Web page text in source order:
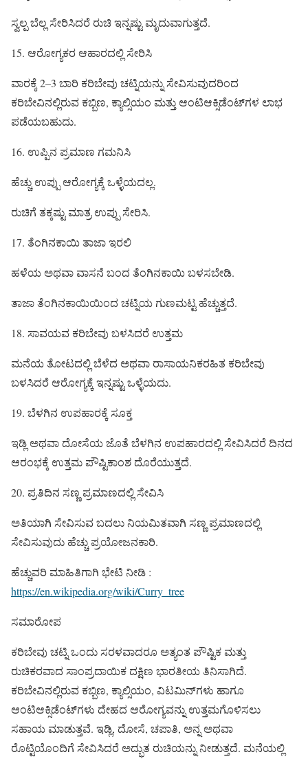
ಸ್ವಲ್ಪ ಬೆಲ್ಲ ಸೇರಿಸಿದರೆ ರುಚಿ ಇನ್ನಷ್ಟು ಮೃದುವಾಗುತ್ತದೆ.
15. ಆರೋಗ್ಯಕರ ಆಹಾರದಲ್ಲಿ ಸೇರಿಸಿ
ವಾರಕ್ಕೆ 2–3 ಬಾರಿ ಕರಿಬೇವು ಚಟ್ನಿಯನ್ನು ಸೇವಿಸುವುದರಿಂದ
ಕರಿಬೇವಿನಲ್ಲಿರುವ ಕಬ್ಬಿಣ, ಕ್ಯಾಲ್ಸಿಯಂ ಮತ್ತು ಆಂಟಿಆಕ್ಸಿಡೆಂಟ್‌ಗಳ ಲಾಭ
ಪಡೆಯಬಹುದು.
16. ಉಪ್ಪಿನ ಪ್ರಮಾಣ ಗಮನಿಸಿ
ಹೆಚ್ಚು ಉಪ್ಪು ಆರೋಗ್ಯಕ್ಕೆ ಒಳ್ಳೆಯದಲ್ಲ.
ರುಚಿಗೆ ತಕ್ಕಷ್ಟು ಮಾತ್ರ ಉಪ್ಪು ಸೇರಿಸಿ.
17. ತೆಂಗಿನಕಾಯಿ ತಾಜಾ ಇರಲಿ
ಹಳೆಯ ಅಥವಾ ವಾಸನೆ ಬಂದ ತೆಂಗಿನಕಾಯಿ ಬಳಸಬೇಡಿ.
ತಾಜಾ ತೆಂಗಿನಕಾಯಿಯಿಂದ ಚಟ್ನಿಯ ಗುಣಮಟ್ಟ ಹೆಚ್ಚುತ್ತದೆ.
18. ಸಾವಯವ ಕರಿಬೇವು ಬಳಸಿದರೆ ಉತ್ತಮ
ಮನೆಯ ತೋಟದಲ್ಲಿ ಬೆಳೆದ ಅಥವಾ ರಾಸಾಯನಿಕರಹಿತ ಕರಿಬೇವು
ಬಳಸಿದರೆ ಆರೋಗ್ಯಕ್ಕೆ ಇನ್ನಷ್ಟು ಒಳ್ಳೆಯದು.
19. ಬೆಳಗಿನ ಉಪಹಾರಕ್ಕೆ ಸೂಕ್ತ
ಇಡ್ಲಿ ಅಥವಾ ದೋಸೆಯ ಜೊತೆ ಬೆಳಗಿನ ಉಪಹಾರದಲ್ಲಿ ಸೇವಿಸಿದರೆ ದಿನದ
ಆರಂಭಕ್ಕೆ ಉತ್ತಮ ಪೌಷ್ಟಿಕಾಂಶ ದೊರೆಯುತ್ತದೆ.
20. ಪ್ರತಿದಿನ ಸಣ್ಣ ಪ್ರಮಾಣದಲ್ಲಿ ಸೇವಿಸಿ
ಅತಿಯಾಗಿ ಸೇವಿಸುವ ಬದಲು ನಿಯಮಿತವಾಗಿ ಸಣ್ಣ ಪ್ರಮಾಣದಲ್ಲಿ
ಸೇವಿಸುವುದು ಹೆಚ್ಚು ಪ್ರಯೋಜನಕಾರಿ.
ಹೆಚ್ಚುವರಿ ಮಾಹಿತಿಗಾಗಿ ಭೇಟಿ ನೀಡಿ :
https://en.wikipedia.org/wiki/Curry_tree
ಸಮಾರೋಪ
ಕರಿಬೇವು ಚಟ್ನಿ ಒಂದು ಸರಳವಾದರೂ ಅತ್ಯಂತ ಪೌಷ್ಟಿಕ ಮತ್ತು
ರುಚಿಕರವಾದ ಸಾಂಪ್ರದಾಯಿಕ ದಕ್ಷಿಣ ಭಾರತೀಯ ತಿನಿಸಾಗಿದೆ.
ಕರಿಬೇವಿನಲ್ಲಿರುವ ಕಬ್ಬಿಣ, ಕ್ಯಾಲ್ಸಿಯಂ, ವಿಟಮಿನ್‌ಗಳು ಹಾಗೂ
ಆಂಟಿಆಕ್ಸಿಡೆಂಟ್‌ಗಳು ದೇಹದ ಆರೋಗ್ಯವನ್ನು ಉತ್ತಮಗೊಳಿಸಲು
ಸಹಾಯ ಮಾಡುತ್ತವೆ. ಇಡ್ಲಿ, ದೋಸೆ, ಚಪಾತಿ, ಅನ್ನ ಅಥವಾ
ರೊಟ್ಟಿಯೊಂದಿಗೆ ಸೇವಿಸಿದರೆ ಅದ್ಭುತ ರುಚಿಯನ್ನು ನೀಡುತ್ತದೆ. ಮನೆಯಲ್ಲಿ